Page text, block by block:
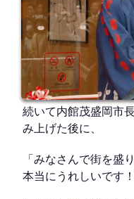
続いて内館茂盛岡市
み上げた後に、
「みなさんで街を
本当にうれしいです！